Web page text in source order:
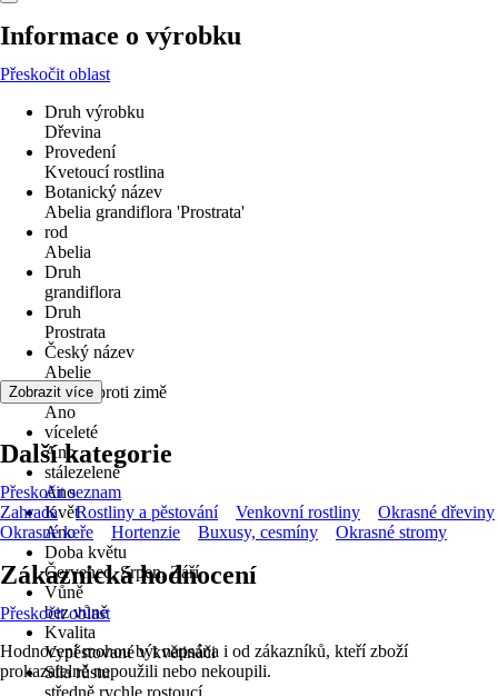
Informace o výrobku
Přeskočit oblast
Druh výrobku
Dřevina
Provedení
Kvetoucí rostlina
Botanický název
Abelia grandiflora 'Prostrata'
rod
Abelia
Druh
grandiflora
Druh
Prostrata
Český název
Abelie
odolné proti zimě
Ano
víceleté
Ano
stálezelené
Ano
Květ
Ano
Doba květu
Červenec, Srpen, Září
Vůně
bez vůně
Kvalita
Vypěstované v květináči
Síla růstu
středně rychle rostoucí
Zobrazit více
Další kategorie
Přeskočit seznam
Zahrada
Rostliny a pěstování Venkovní rostliny
Okrasné dřeviny
Okrasné keře
Hortenzie Buxusy, cesmíny Okrasné stromy
Zákaznická hodnocení
Přeskočit oblast
Hodnocení mohou být napsána i od zákazníků, kteří zboží
prokazatelně nepoužili nebo nekoupili.